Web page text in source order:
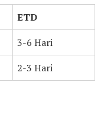
ETD
3-6 Hari
2-3 Hari